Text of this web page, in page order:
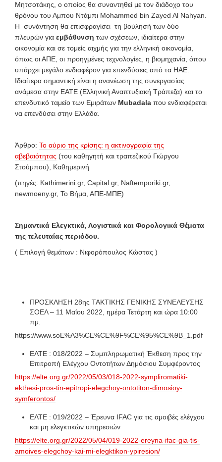
Μητσοτάκης, ο οποίος θα συναντηθεί με τον διάδοχο του
θρόνου του Αμπου Ντάμπι Mohammed bin Zayed Al Nahyan.
Η συνάντηση θα επισφραγίσει τη βούλησή των δύο
πλευρών για εμβάθυνση των σχέσεων, ιδιαίτερα στην
οικονομία και σε τομείς αιχμής για την ελληνική οικονομία,
όπως οι ΑΠΕ, οι προηγμένες τεχνολογίες, η βιομηχανία, όπου
υπάρχει μεγάλο ενδιαφέρον για επενδύσεις από τα ΗΑΕ.
Ιδιαίτερα σημαντική είναι η ανανέωση της συνεργασίας
ανάμεσα στην ΕΑΤΕ (Ελληνική Αναπτυξιακή Τράπεζα) και το
επενδυτικό ταμείο των Εμιράτων Mubadala που ενδιαφέρεται
να επενδύσει στην Ελλάδα.
Άρθρο: Το αύριο της κρίσης: η ακτινογραφία της
αβεβαιότητας (του καθηγητή και τραπεζικού Γιώργου
Στούμπου), Καθημερινή
(πηγές: Kathimerini.gr, Capital.gr, Naftemporiki.gr,
newmoeny.gr, To Βήμα, ΑΠΕ-ΜΠΕ)
Σημαντικά Ελεγκτικά, Λογιστικά και Φορολογικά Θέματα
της τελευταίας περιόδου.
( Επιλογή θεμάτων : Νιφορόπουλος Κώστας )
ΠΡΟΣΚΛΗΣΗ 28ης ΤΑΚΤΙΚΗΣ ΓΕΝΙΚΗΣ ΣΥΝΕΛΕΥΣΗΣ
ΣΟΕΛ – 11 Μαΐου 2022, ημέρα Τετάρτη και ώρα 10:00
πμ.
https://www.soE%A3%CE%CE%9F%CE%95%CE%9B_1.pdf
ΕΛΤΕ : 018/2022 – Συμπληρωματική Έκθεση προς την
Επιτροπή Ελέγχου Οντοτήτων Δημόσιου Συμφέροντος
https://elte.org.gr/2022/05/03/018-2022-sympliromatiki-
ekthesi-pros-tin-epitropi-elegchoy-ontotiton-dimosioy-
symferontos/
ΕΛΤΕ : 019/2022 – Έρευνα IFAC για τις αμοιβές ελέγχου
και μη ελεγκτικών υπηρεσιών
https://elte.org.gr/2022/05/04/019-2022-ereyna-ifac-gia-tis-
amoives-elegchoy-kai-mi-elegktikon-ypiresion/